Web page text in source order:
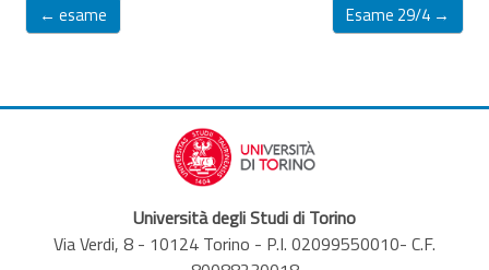
← esame Esame 29/4 →
Università degli Studi di Torino
Via Verdi, 8 - 10124 Torino - P.I. 02099550010- C.F.